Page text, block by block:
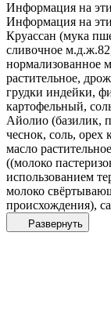
Информация на
Информация на
Круассан (мука
сливочное
нормализованное
растительное,
грудки индейки,
картофельный,
Айолио (базилик,
чеснок, соль,
масло
((молоко
использованием
молоко
происхождения),
Развернуть